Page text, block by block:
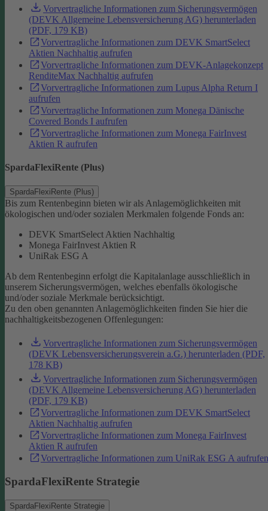
Vorvertragliche Informationen zum Sicherungsvermögen
(DEVK Allgemeine Lebensversicherung AG) herunterladen
(PDF, 179 KB)
Vorvertragliche Informationen zum DEVK SmartSelect
Aktien Nachhaltig aufrufen
Vorvertragliche Informationen zum DEVK-Anlagekonzept
RenditeMax Nachhaltig aufrufen
Vorvertragliche Informationen zum Lupus Alpha Return I
aufrufen
Vorvertragliche Informationen zum Monega Dänische
Covered Bonds I aufrufen
Vorvertragliche Informationen zum Monega FairInvest
Aktien R aufrufen
SpardaFlexiRente (Plus)
SpardaFlexiRente (Plus)
Bis zum Rentenbeginn bieten wir als Anlagemöglichkeiten mit
ökologischen und/oder sozialen Merkmalen folgende Fonds an:
DEVK SmartSelect Aktien Nachhaltig
Monega FairInvest Aktien R
UniRak ESG A
Ab dem Rentenbeginn erfolgt die Kapitalanlage ausschließlich in
unserem Sicherungsvermögen, welches ebenfalls ökologische
und/oder soziale Merkmale berücksichtigt.
Zu den oben genannten Anlagemöglichkeiten finden Sie hier die
nachhaltigkeitsbezogenen Offenlegungen:
Vorvertragliche Informationen zum Sicherungsvermögen
(DEVK Lebensversicherungsverein a.G.) herunterladen (PDF,
178 KB)
Vorvertragliche Informationen zum Sicherungsvermögen
(DEVK Allgemeine Lebensversicherung AG) herunterladen
(PDF, 179 KB)
Vorvertragliche Informationen zum DEVK SmartSelect
Aktien Nachhaltig aufrufen
Vorvertragliche Informationen zum Monega FairInvest
Aktien R aufrufen
Vorvertragliche Informationen zum UniRak ESG A aufrufen
SpardaFlexiRente Strategie
SpardaFlexiRente Strategie